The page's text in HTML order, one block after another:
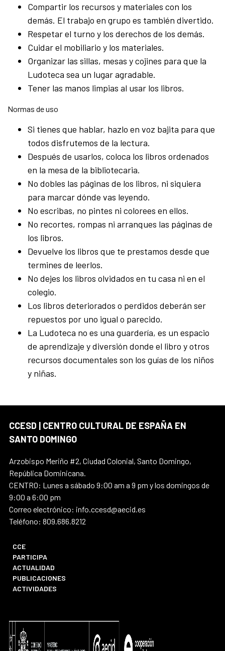
Compartir los recursos y materiales con los
demás. El trabajo en grupo es también divertido.
Respetar el turno y los derechos de los demás.
Cuidar el mobiliario y los materiales.
Organizar las sillas, mesas y cojines para que la
Ludoteca sea un lugar agradable.
Tener las manos limpias al usar los libros.
Normas de uso
Si tienes que hablar, hazlo en voz bajita para que
todos disfrutemos de la lectura.
Después de usarlos, coloca los libros ordenados
en la mesa de la bibliotecaria.
No dobles las páginas de los libros, ni siquiera
para marcar dónde vas leyendo.
No escribas, no pintes ni colorees en ellos.
No recortes, rompas ni arranques las páginas de
los libros.
Devuelve los libros que te prestamos desde que
termines de leerlos.
No dejes los libros olvidados en tu casa ni en el
colegio.
Los libros deteriorados o perdidos deberán ser
repuestos por uno igual o parecido.
La Ludoteca no es una guardería, es un espacio
de aprendizaje y diversión donde el libro y otros
recursos documentales son los guías de los niños
y niñas.
CCESD | CENTRO CULTURAL DE ESPAÑA EN
SANTO DOMINGO
Arzobispo Meriño #2, Ciudad Colonial, Santo Domingo,
República Dominicana.
CENTRO: Lunes a sábado 9:00 am a 9 pm y los domingos de
9:00 a 6:00 pm
Correo electrónico: info.ccesd@aecid.es
Teléfono: 809.686.8212
CCE
PARTICIPA
ACTUALIDAD
PUBLICACIONES
ACTIVIDADES